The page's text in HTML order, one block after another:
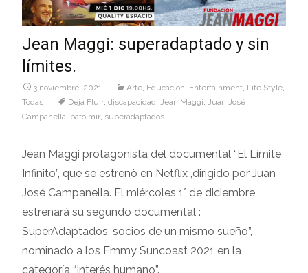
Jean Maggi: superadaptado y sin
límites.
3 noviembre, 2021 Arte, Educaciòn, Entertainment, Life Style,
Todas
Deja Fluir, discapacidad, Jean Maggi, Juan José
Campanella, pato mir, superadaptados
Jean Maggi protagonista del documental “El Límite
Infinito”, que se estrenò en Netflix ,dirigido por Juan
José Campanella. El miércoles 1° de diciembre
estrenará su segundo documental :
SuperAdaptados, socios de un mismo sueño”,
nominado a los Emmy Suncoast 2021 en la
categoría “Interés humano”.